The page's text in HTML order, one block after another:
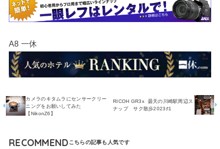
A8 一休
カメラのキタムラにセンサークリー
ニングをお願いしてみた
【NikonZ6】
RICOH GR3x 曇天の川崎駅周辺ス
ナップ サク散歩2023♯1
RECOMMEND